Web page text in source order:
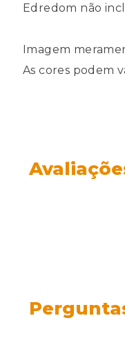
Edredom não
Imagem
As cores podem